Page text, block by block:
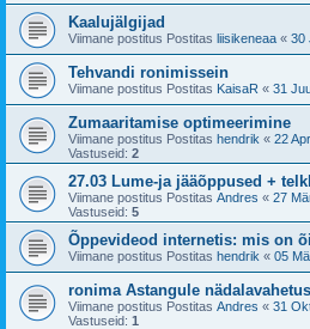
Kaalujälgijad
Viimane postitus Postitas liisikeneaa « 30
Tehvandi ronimissein
Viimane postitus Postitas KaisaR « 31
Zumaaritamise optimeerimine
Viimane postitus Postitas hendrik « 22
Vastuseid: 2
27.03 Lume-ja jääõppused +
Viimane postitus Postitas Andres « 27
Vastuseid: 5
Õppevideod internetis: mis on
Viimane postitus Postitas hendrik « 05
ronima Astangule
Viimane postitus Postitas Andres « 31
Vastuseid: 1